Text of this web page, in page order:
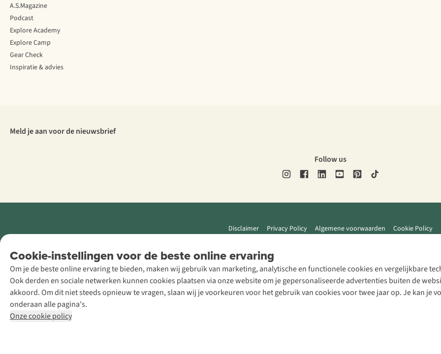
Cookie-instellingen voor de beste online ervaring
Om je de beste online ervaring te bieden, maken wij gebruik van marketing, analytische en functionele cookies en vergelijkbare
Ook derden en sociale netwerken kunnen cookies plaatsen via onze website om je gepersonaliseerde advertenties buiten de
akkoord. Om dit niet steeds opnieuw te vragen, slaan wij je voorkeuren voor het gebruik van cookies voor twee jaar op. Je kan je
onderaan alle pagina's.
Onze cookie policy
A.S.Magazine
Podcast
Explore Academy
Explore Camp
Gear Check
Inspiratie & advies
Meld je aan voor de nieuwsbrief
Follow us
Disclaimer Privacy Policy Algemene voorwaarden Cookie Policy
Retail Concepts
NV,
Smallandlaan
9, B-2660
Hoboken
+32 (0)3 828
30 15